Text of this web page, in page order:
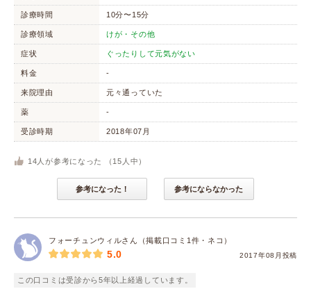
診療時間 10分〜15分
診療領域 けが・その他
症状 ぐったりして元気がない
料金 -
来院理由 元々通っていた
薬 -
受診時期 2018年07月
14 人が参考になった （ 15 人中）
参考になった！ 参考にならなかった
フォーチュンウィルさん（掲載口コミ1件・ネコ）
2017年08月投稿
5.0
この口コミは受診から5年以上経過しています。